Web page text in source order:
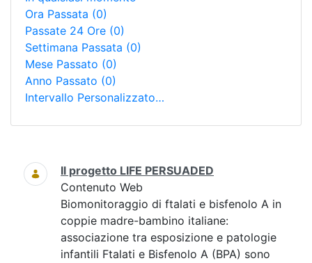
Ora Passata (0)
Passate 24 Ore (0)
Settimana Passata (0)
Mese Passato (0)
Anno Passato (0)
Intervallo Personalizzato…
Ricerca
Il progetto LIFE PERSUADED
Contenuto Web
Biomonitoraggio di ftalati e bisfenolo A in
coppie madre-bambino italiane:
associazione tra esposizione e patologie
infantili Ftalati e Bisfenolo A (BPA) sono